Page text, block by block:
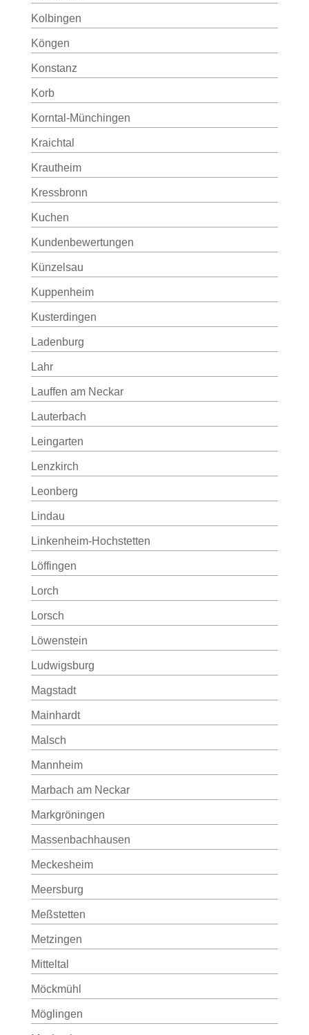
Kolbingen
Köngen
Konstanz
Korb
Korntal-Münchingen
Kraichtal
Krautheim
Kressbronn
Kuchen
Kundenbewertungen
Künzelsau
Kuppenheim
Kusterdingen
Ladenburg
Lahr
Lauffen am Neckar
Lauterbach
Leingarten
Lenzkirch
Leonberg
Lindau
Linkenheim-Hochstetten
Löffingen
Lorch
Lorsch
Löwenstein
Ludwigsburg
Magstadt
Mainhardt
Malsch
Mannheim
Marbach am Neckar
Markgröningen
Massenbachhausen
Meckesheim
Meersburg
Meßstetten
Metzingen
Mitteltal
Möckmühl
Möglingen